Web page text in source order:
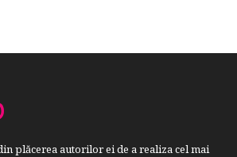
plăcerea autorilor ei de a realiza cel mai